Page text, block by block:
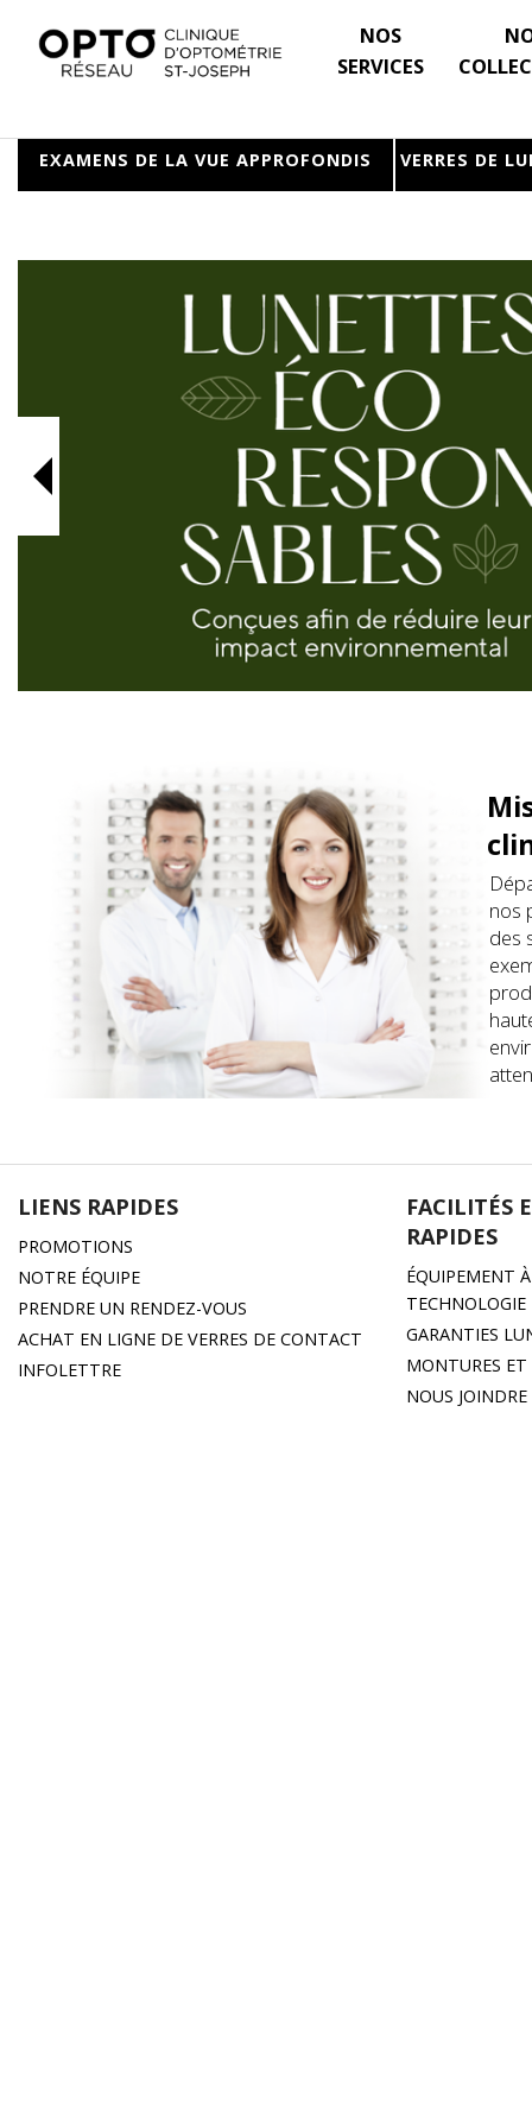
NOS
SERVICES
EXAMENS DE LA VUE APPROFONDIS VERRES DE
nos
des
LIENS RAPIDES
PROMOTIONS
NOTRE ÉQUIPE
PRENDRE UN RENDEZ-VOUS
ACHAT EN LIGNE DE VERRES DE CONTACT
INFOLETTRE
FACILITÉS
RAPIDES
ÉQUIPEMENT
TECHNOLOGIE
GARANTIES
MONTURES ET
NOUS JOINDRE